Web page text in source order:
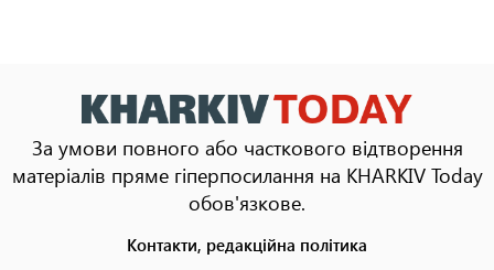
За умови повного або часткового відтворення
матеріалів пряме гіперпосилання на KHARKIV Today
обов'язкове.
Контакти, редакційна політика